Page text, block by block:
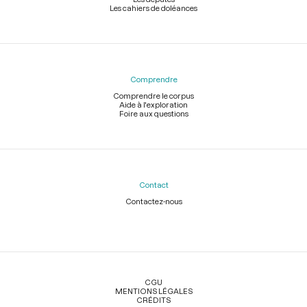
Les cahiers de doléances
Comprendre
Comprendre le corpus
Aide à l'exploration
Foire aux questions
Contact
Contactez-nous
Légal
CGU
MENTIONS LÉGALES
CRÉDITS